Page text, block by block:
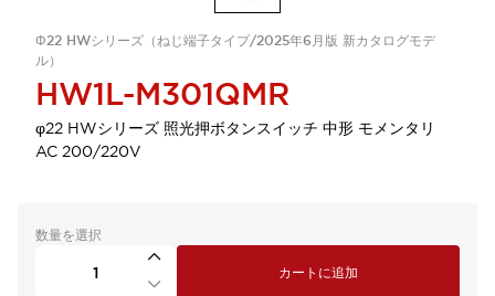
Φ22 HWシリーズ（ねじ端子タイプ/2025年6月版 新カタログモデ
ル）
HW1L-M301QMR
φ22 HWシリーズ 照光押ボタンスイッチ 中形 モメンタリ
AC 200/220V
数量を選択
カートに追加